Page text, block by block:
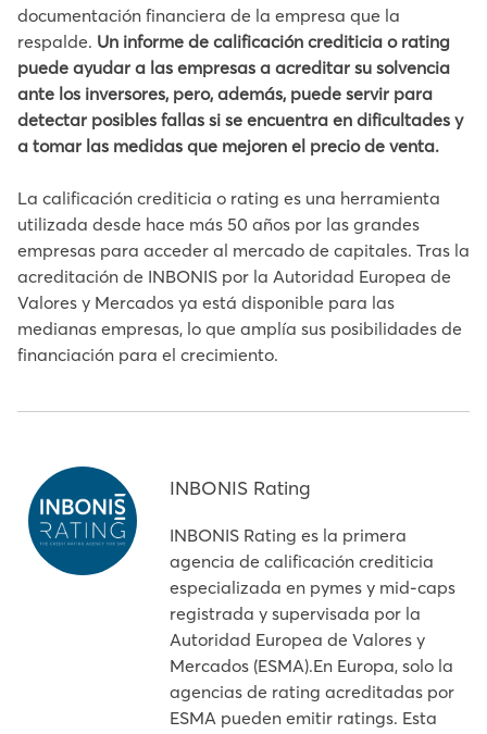
documentación financiera de la empresa que la
respalde. Un informe de calificación crediticia o rating
puede ayudar a las empresas a acreditar su solvencia
ante los inversores, pero, además, puede servir para
detectar posibles fallas si se encuentra en dificultades y
a tomar las medidas que mejoren el precio de venta.
La calificación crediticia o rating es una herramienta
utilizada desde hace más 50 años por las grandes
empresas para acceder al mercado de capitales. Tras la
acreditación de INBONIS por la Autoridad Europea de
Valores y Mercados ya está disponible para las
medianas empresas, lo que amplía sus posibilidades de
financiación para el crecimiento.
INBONIS Rating
INBONIS Rating es la primera
agencia de calificación crediticia
especializada en pymes y mid-caps
registrada y supervisada por la
Autoridad Europea de Valores y
Mercados (ESMA).En Europa, solo la
agencias de rating acreditadas por
ESMA pueden emitir ratings. Esta